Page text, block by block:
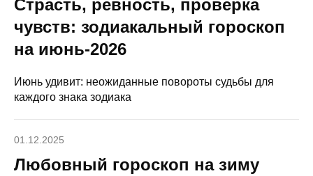
Страсть, ревность, проверка
чувств: зодиакальный гороскоп
на июнь-2026
Июнь удивит: неожиданные повороты судьбы для
каждого знака зодиака
01.12.2025
Любовный гороскоп на зиму